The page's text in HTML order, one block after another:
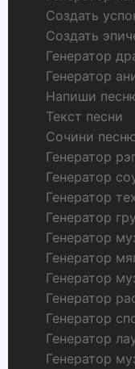
Создать
Создать
Генератор
Генератор
Напиши
Текст песни
Сочини
Генератор
Генератор
Генератор
Генератор
Генератор
Генератор
Генератор
Генератор
Генератор
Генератор
Генератор